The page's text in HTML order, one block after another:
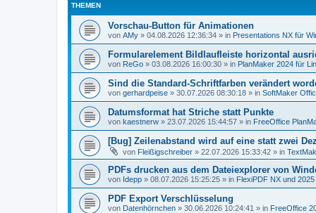
THEMEN
Vorschau-Button für Animationen
von AMy » 04.08.2026 12:36:34 » in Presentations NX für
Formularelement Bildlaufleiste horizontal
von ReGo » 03.08.2026 16:00:30 » in PlanMaker 2024 für
Sind die Standard-Schriftfarben verändert
von gerhardpeise » 30.07.2026 08:30:18 » in SoftMaker
Datumsformat hat Striche statt Punkte
von kaestnerw » 23.07.2026 15:44:57 » in FreeOffice
[Bug] Zeilenabstand wird auf eine statt zwei
von Fleißigschreiber » 22.07.2026 15:33:42 » in
PDFs drucken aus dem Dateiexplorer von
von Idepp » 08.07.2026 15:25:25 » in FlexiPDF NX und
PDF Export Verschlüsselung
von Datenhörnchen » 30.06.2026 10:24:41 » in FreeOffice